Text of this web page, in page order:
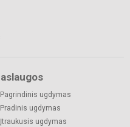
Pagrindinis ugdymas
Pradinis ugdymas
Įtraukusis ugdymas